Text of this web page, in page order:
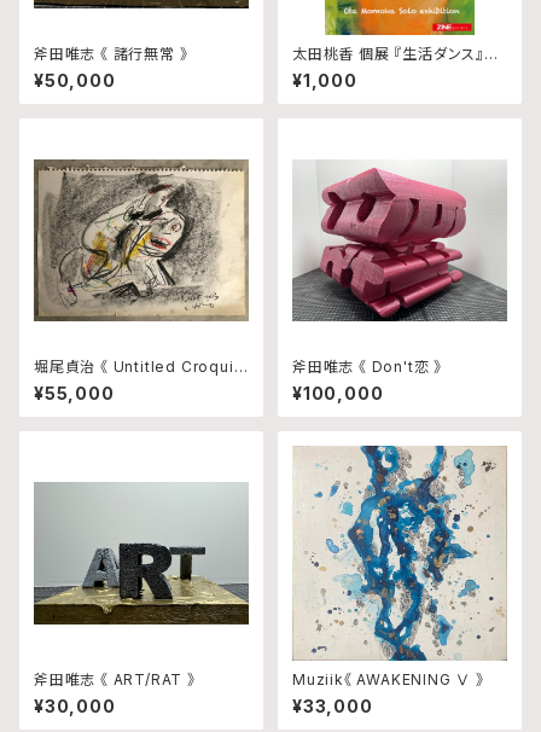
斧田唯志 《 諸行無常 》
¥50,000
太田桃香 個展 『生活ダンス』図
録
¥1,000
堀尾貞治 《 Untitled Croquis
1 》
¥55,000
斧田唯志 《 Don't恋 》
¥100,000
斧田唯志 《 ART/RAT 》
¥30,000
Muziik《 AWAKENING Ⅴ 》
¥33,000